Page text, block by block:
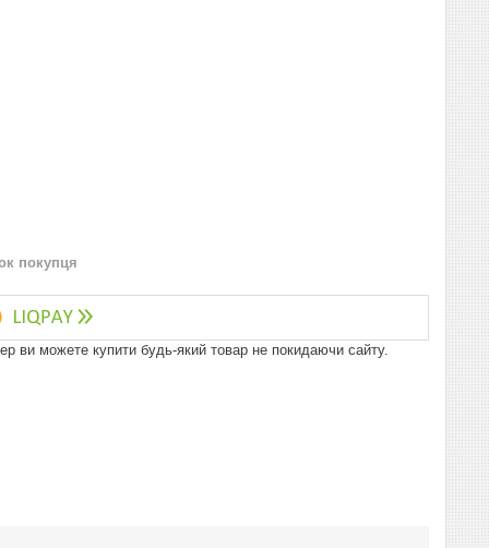
покупця
ви можете купити будь-який товар не покидаючи сайту.